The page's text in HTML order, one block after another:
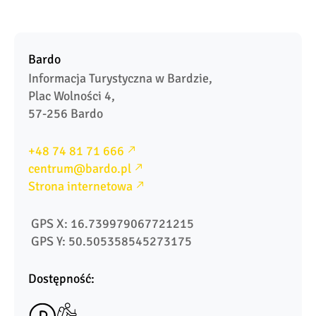
Bardo
Informacja Turystyczna w Bardzie,
Plac Wolności 4,
57-256 Bardo
+48 74 81 71 666
centrum@bardo.pl
Strona internetowa
GPS X: 16.739979067721215
GPS Y: 50.505358545273175
Dostępność: